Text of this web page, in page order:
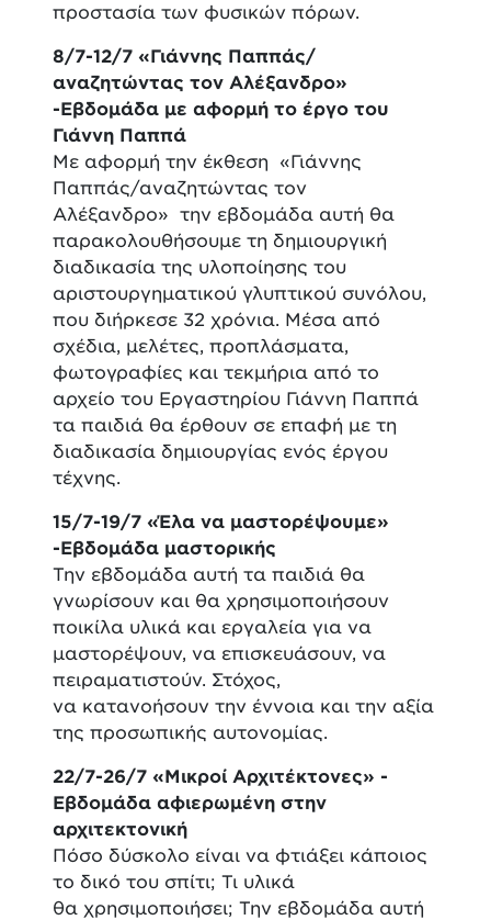
προστασία των φυσικών πόρων.
8/7-12/7 «Γιάννης Παππάς/
αναζητώντας τον Αλέξανδρο»
-Εβδομάδα με αφορμή το έργο του
Γιάννη Παππά
Με αφορμή την έκθεση «Γιάννης
Παππάς/αναζητώντας τον
Αλέξανδρο» την εβδομάδα αυτή θα
παρακολουθήσουμε τη δημιουργική
διαδικασία της υλοποίησης του
αριστουργηματικού γλυπτικού συνόλου,
που διήρκεσε 32 χρόνια. Μέσα από
σχέδια, μελέτες, προπλάσματα,
φωτογραφίες και τεκμήρια από το
αρχείο του Εργαστηρίου Γιάννη Παππά
τα παιδιά θα έρθουν σε επαφή με τη
διαδικασία δημιουργίας ενός έργου
τέχνης.
15/7-19/7 «Έλα να μαστορέψουμε»
-Εβδομάδα μαστορικής
Την εβδομάδα αυτή τα παιδιά θα
γνωρίσουν και θα χρησιμοποιήσουν
ποικίλα υλικά και εργαλεία για να
μαστορέψουν, να επισκευάσουν, να
πειραματιστούν. Στόχος,
να κατανοήσουν την έννοια και την αξία
της προσωπικής αυτονομίας.
22/7-26/7 «Μικροί Αρχιτέκτονες» -
Εβδομάδα αφιερωμένη στην
αρχιτεκτονική
Πόσο δύσκολο είναι να φτιάξει κάποιος
το δικό του σπίτι; Τι υλικά
θα χρησιμοποιήσει; Την εβδομάδα αυτή